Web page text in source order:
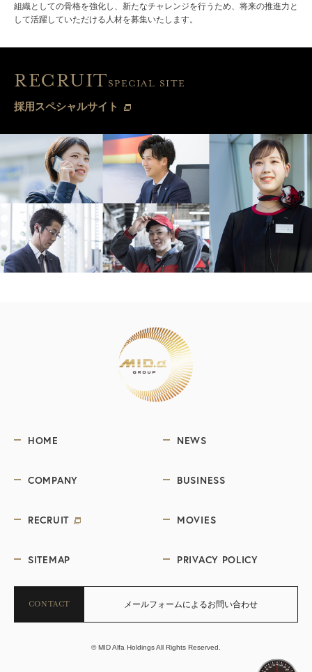
組織としての骨格を強化し、新たなチャレンジを行うため、 将来の推進力と
して活躍していただける人材を募集いたします。
RECRUITSPECIAL SITE
採用スペシャルサイト
HOME NEWS
COMPANY BUSINESS
RECRUIT MOVIES
SITEMAP PRIVACY POLICY
CONTACT メールフォームによるお問い合わせ
© MID Alfa Holdings All Rights Reserved.